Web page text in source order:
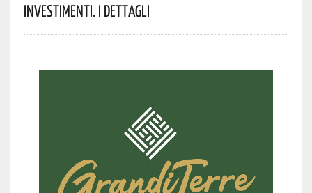
Investimenti. I Dettagli